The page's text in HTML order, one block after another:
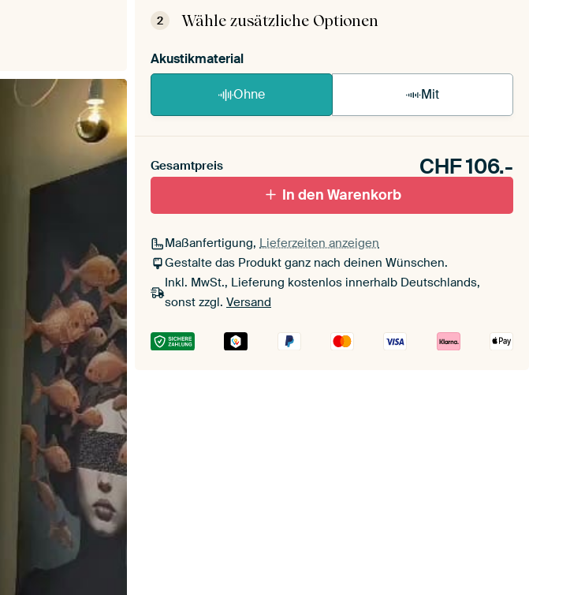
2 Wähle zusätzliche Optionen
Akustikmaterial
Ohne Mit
Gesamtpreis CHF106.-
In den Warenkorb
Maßanfertigung, Lieferzeiten anzeigen
Gestalte das Produkt ganz nach deinen Wünschen.
Inkl. MwSt., Lieferung kostenlos innerhalb Deutschlands,
sonst zzgl. Versand